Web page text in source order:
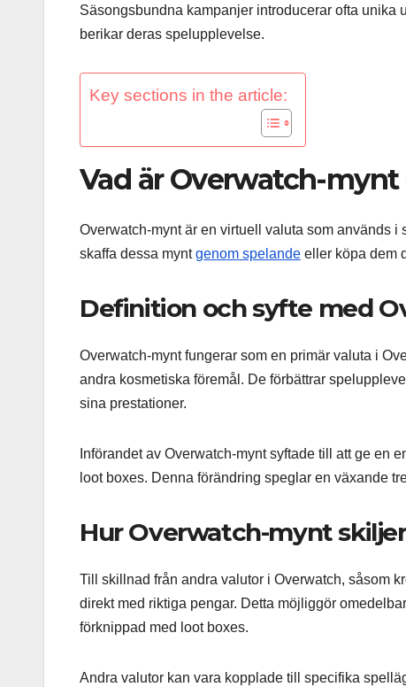
Säsongsbundna kampanjer introducerar ofta unika
berikar deras spelupplevelse.
Key sections in the article:
Vad är Overwatch-
Overwatch-mynt är en virtuell valuta som används
skaffa dessa myntgenom spelande eller köpa dem
Definition och syfte med
Overwatch-mynt fungerar som en primär valuta i
andra kosmetiska föremål. De förbättrar
sina prestationer.
Införandet av Overwatch-mynt syftade till att ge en
loot boxes. Denna förändring speglar en växande
Hur Overwatch-mynt
Till skillnad från andra valutor i Overwatch, såsom
direkt med riktiga pengar. Detta möjliggör
förknippad med loot boxes.
Andra valutor kan vara kopplade till specifika